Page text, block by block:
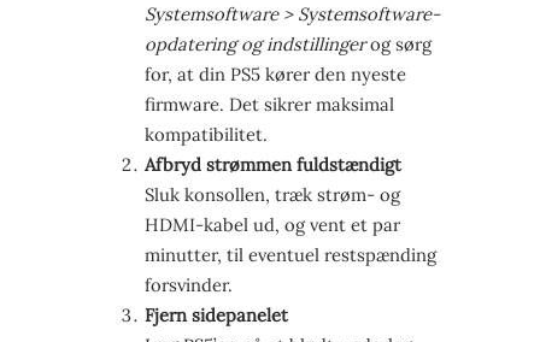
Systemsoftware > Systemsoftware-
opdatering og indstillingerog sørg
for, at din PS5 kører den nyeste
firmware. Det sikrer maksimal
kompatibilitet.
Afbryd strømmen fuldstændigt
Sluk konsollen, træk strøm- og
HDMI-kabel ud, og vent et par
minutter, til eventuel restspænding
forsvinder.
Fjern sidepanelet